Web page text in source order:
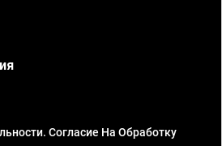
Согласие На Обработку